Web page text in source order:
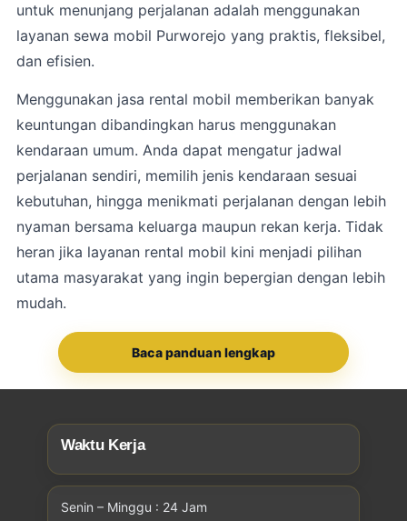
untuk menunjang perjalanan adalah menggunakan
layanan sewa mobil Purworejo yang praktis, fleksibel,
dan efisien.
Menggunakan jasa rental mobil memberikan banyak
keuntungan dibandingkan harus menggunakan
kendaraan umum. Anda dapat mengatur jadwal
perjalanan sendiri, memilih jenis kendaraan sesuai
kebutuhan, hingga menikmati perjalanan dengan lebih
nyaman bersama keluarga maupun rekan kerja. Tidak
heran jika layanan rental mobil kini menjadi pilihan
utama masyarakat yang ingin bepergian dengan lebih
mudah.
Baca panduan lengkap
Waktu Kerja
Senin – Minggu : 24 Jam